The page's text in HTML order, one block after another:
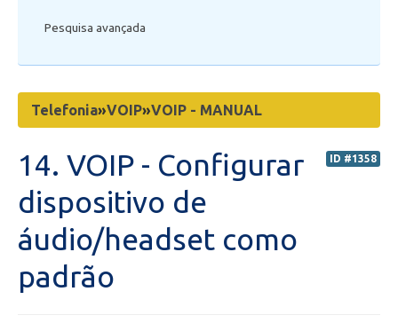
Secretaria de Administração Escolar - SAE
Biblioteca
Wifi
Laboratórios
EAD
Pesquisa avançada
Telefonia»VOIP»VOIP - MANUAL
ID #1358
14. VOIP - Configurar
dispositivo de
áudio/headset como
padrão